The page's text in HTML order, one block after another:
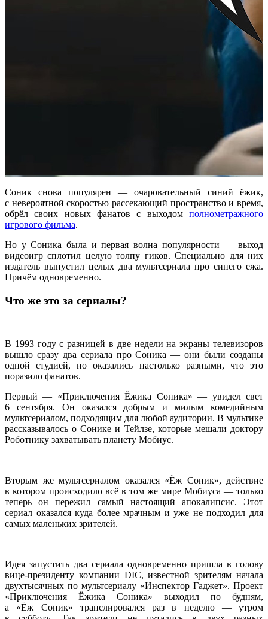
Соник снова популярен — очаровательный синий ёжик,
с невероятной скоростью рассекающий пространство и время,
обрёл своих новых фанатов с выходом полнометражного
игрового фильма.
Но у Соника была и первая волна популярности — выход
видеоигр сплотил целую толпу гиков. Специально для них
издатель выпустил целых два мультсериала про синего ежа.
Причём одновременно.
Что же это за сериалы?
В 1993 году с разницей в две недели на экраны телевизоров
вышло сразу два сериала про Соника — они были созданы
одной студией, но оказались настолько разными, что это
поразило фанатов.
Первый — «Приключения Ёжика Соника» — увидел свет
6 сентября. Он оказался добрым и милым комедийным
мультсериалом, подходящим для любой аудитории. В мультике
рассказывалось о Сонике и Тейлзе, которые мешали доктору
Роботнику захватывать планету Мобиус.
Вторым же мультсериалом оказался «Ёж Соник», действие
в котором происходило всё в том же мире Мобиуса — только
теперь он пережил самый настоящий апокалипсис. Этот
сериал оказался куда более мрачным и уже не подходил для
самых маленьких зрителей.
Идея запустить два сериала одновременно пришла в голову
вице-президенту компании DIC, известной зрителям начала
двухтысячных по мультсериалу «Инспектор Гаджет». Проект
«Приключения Ёжика Соника» выходил по будням,
а «Ёж Соник» транслировался раз в неделю — утром